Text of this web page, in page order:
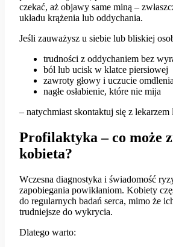
czekać, aż objawy same miną –
układu krążenia lub oddychania.
Jeśli zauważysz u siebie lub bliskiej
trudności z oddychaniem bez
ból lub ucisk w klatce piersiowej
zawroty głowy i uczucie
nagłe osłabienie, które nie mija
– natychmiast skontaktuj się z
Profilaktyka – co może
kobieta?
Wczesna diagnostyka i świadomość
zapobiegania powikłaniom. Kobiety
do regularnych badań serca, mimo że
trudniejsze do wykrycia.
Dlatego warto: